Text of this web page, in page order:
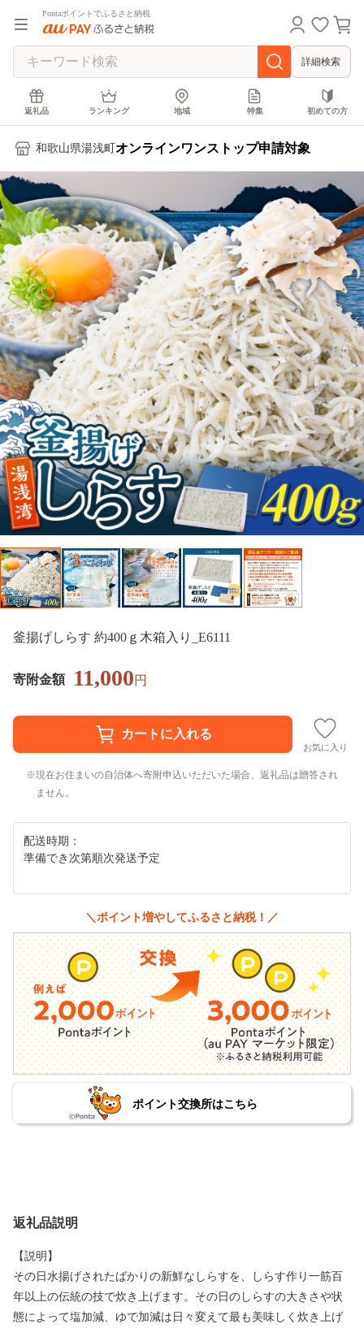
Pontaポイントでふるさと納税
詳細検索
返礼品 ランキング 地域 特集 初めての方
和歌山県湯浅町 オンラインワンストップ申請対象
釜揚げしらす 約400ｇ木箱入り_E6111
寄附金額 11,000円
お気に入り
現在お住まいの自治体へ寄附申込いただいた場合、返礼品は贈答され
ません。
配送時期：
準備でき次第順次発送予定
＼ポイント増やしてふるさと納税！／
ポイント交換所はこちら
返礼品説明
【説明】
その日水揚げされたばかりの新鮮なしらすを、しらす作り一筋百
年以上の伝統の技で炊き上げます。その日のしらすの大きさや状
態によって塩加減、ゆで加減は日々変えて最も美味しく炊き上げ